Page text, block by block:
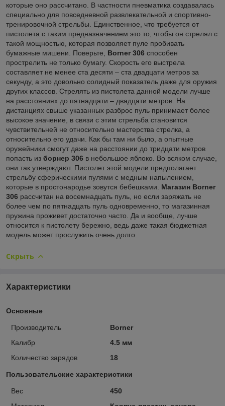
которые оно рассчитано. В частности пневматика создавалась
специально для повседневной развлекательной и спортивно-
тренировочной стрельбы. Единственное, что требуется от
пистолета с таким предназначением это то, чтобы он стрелял с
такой мощностью, которая позволяет пуле пробивать
бумажные мишени. Поверьте, Borner 306 способен
прострелить не только бумагу. Скорость его выстрела
составляет не менее ста десяти – ста двадцати метров за
секунду, а это довольно солидный показатель даже для оружия
других классов. Стрелять из пистолета данной модели лучше
на расстояниях до пятнадцати – двадцати метров. На
дистанциях свыше указанных разброс пуль принимает более
высокое значение, в связи с этим стрельба становится
чувствительней не относительно мастерства стрелка, а
относительно его удачи. Как бы там ни было, а опытные
оружейники смогут даже на расстоянии до тридцати метров
попасть из борнер 306 в небольшое яблоко. Во всяком случае,
они так утверждают. Пистолет этой модели предполагает
стрельбу сферическими пулями с медным напылением,
которые в простонародье зовутся бебешками. Магазин Borner
306 рассчитан на восемнадцать пуль, но если заряжать не
более чем по пятнадцать пуль одновременно, то магазинная
пружина проживет достаточно часто. Да и вообще, лучше
относится к пистолету бережно, ведь даже такая бюджетная
модель может прослужить очень долго.
Скрыть
Характеристики
Основные
Производитель
Borner
Калибр
4.5 мм
Количество зарядов
18
Пользовательские характеристики
Вес
450